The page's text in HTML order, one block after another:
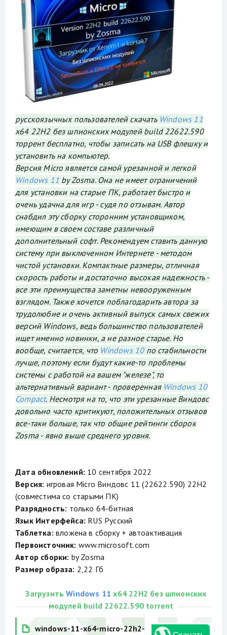
русскоязычных пользователей скачать Windows 11
x64 22H2 без шпионских модулей build 22622.590
торрент бесплатно, чтобы записать на USB флешку и
установить на компьютер.
Версия Micro является самой урезанной и легкой
Windows 11 by Zosma. Она не имеет ограничений
для установки на старые ПК, работает быстро и
очень удачна для игр - судя по отзывам. Автор
снабдил эту сборку сторонним установщиком,
имеющим в своем составе различный
дополнительный софт. Рекомендуем ставить данную
систему при выключенном Интернете - методом
чистой установки. Компактные размеры, отличная
скорость работы и достаточно высокая надежность -
все эти преимущества заметны невооруженным
взглядом. Также хочется поблагодарить автора за
трудолюбие и очень активный выпуск самых свежих
версий Windows, ведь большинство пользователей
ищет именно новинки, а не разное старье. Но
вообще, считается, что Windows 10по стабильности
лучше, поэтому если будут какие-то проблемы
системы с работой на вашем "железе", то
альтернативный вариант - проверенная Windows 10
Compact. Несмотря на то, что эти урезанные Виндовс
довольно часто критикуют, положительных отзывов
все-таки больше, так что общие рейтинги сборок
Zosma - явно выше среднего уровня.
Дата обновлений: 10 сентября 2022
Версия: игровая Micro Виндовс 11 (22622.590) 22H2
(совместима со старыми ПК)
Разрядность: только 64-битная
Язык Интерфейса: RUS Русский
Таблетка: вложена в сборку + автоактивация
Первоисточник: www.microsoft.com
Автор сборки: by Zosma
Размер образа: 2,22 Гб
ЗагрузитьWindows 11 x64 22H2 без шпионских
модулей build 22622.590 torrent
windows-11-x64-micro-22h2-